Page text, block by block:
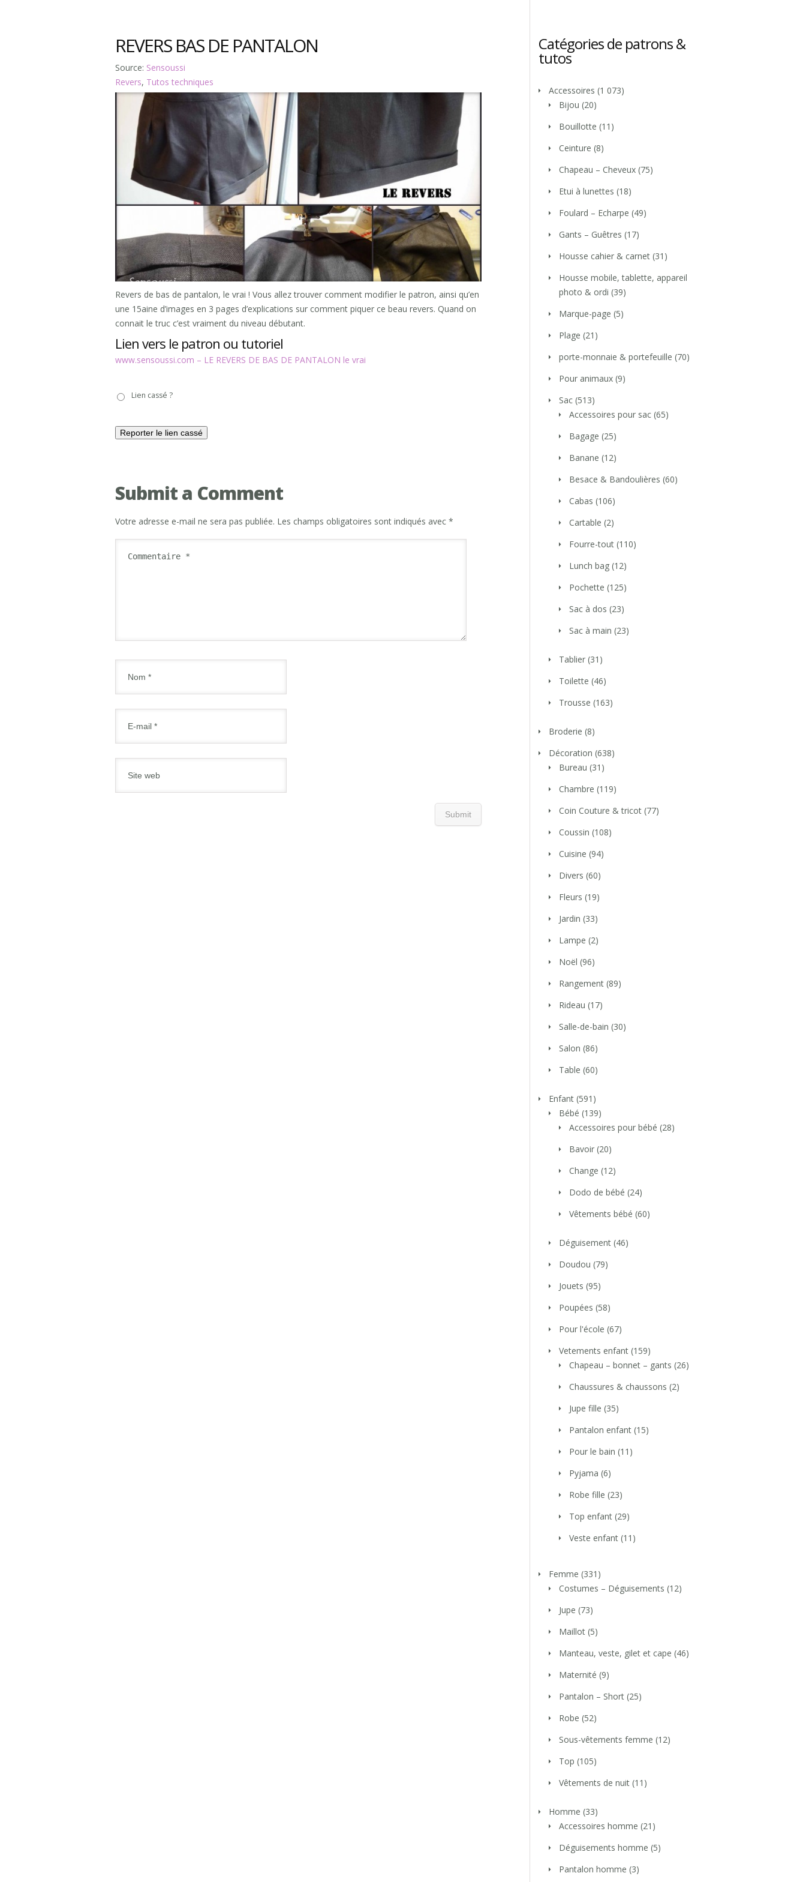
REVERS BAS DE PANTALON
Source: Sensoussi
Revers, Tutos techniques
Revers de bas de pantalon, le vrai ! Vous allez trouver comment modifier le patron, ainsi qu’en
une 15aine d’images en 3 pages d’explications sur comment piquer ce beau revers. Quand on
connait le truc c’est vraiment du niveau débutant.
Lien vers le patron ou tutoriel
www.sensoussi.com – LE REVERS DE BAS DE PANTALON le vrai
casséLien cassé ?
Submit a Comment
Votre adresse e-mail ne sera pas publiée. Les champs obligatoires sont indiqués avec *
Catégories de patrons &
tutos
Accessoires (1 073)
Bijou (20)
Bouillotte (11)
Ceinture (8)
Chapeau – Cheveux (75)
Etui à lunettes (18)
Foulard – Echarpe (49)
Gants – Guêtres (17)
Housse cahier & carnet (31)
Housse mobile, tablette, appareil
photo & ordi (39)
Marque-page (5)
Plage (21)
porte-monnaie & portefeuille (70)
Pour animaux (9)
Sac (513)
Accessoires pour sac (65)
Bagage (25)
Banane (12)
Besace & Bandoulières (60)
Cabas (106)
Cartable (2)
Fourre-tout (110)
Lunch bag (12)
Pochette (125)
Sac à dos (23)
Sac à main (23)
Tablier (31)
Toilette (46)
Trousse (163)
Broderie (8)
Décoration (638)
Bureau (31)
Chambre (119)
Coin Couture & tricot (77)
Coussin (108)
Cuisine (94)
Divers (60)
Fleurs (19)
Jardin (33)
Lampe (2)
Noël (96)
Rangement (89)
Rideau (17)
Salle-de-bain (30)
Salon (86)
Table (60)
Enfant (591)
Bébé (139)
Accessoires pour bébé (28)
Bavoir (20)
Change (12)
Dodo de bébé (24)
Vêtements bébé (60)
Déguisement (46)
Doudou (79)
Jouets (95)
Poupées (58)
Pour l'école (67)
Vetements enfant (159)
Chapeau – bonnet – gants (26)
Chaussures & chaussons (2)
Jupe fille (35)
Pantalon enfant (15)
Pour le bain (11)
Pyjama (6)
Robe fille (23)
Top enfant (29)
Veste enfant (11)
Femme (331)
Costumes – Déguisements (12)
Jupe (73)
Maillot (5)
Manteau, veste, gilet et cape (46)
Maternité (9)
Pantalon – Short (25)
Robe (52)
Sous-vêtements femme (12)
Top (105)
Vêtements de nuit (11)
Homme (33)
Accessoires homme (21)
Déguisements homme (5)
Pantalon homme (3)